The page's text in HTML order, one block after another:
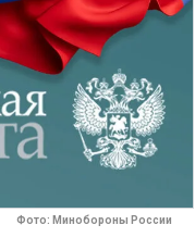
Фото: Минобороны России